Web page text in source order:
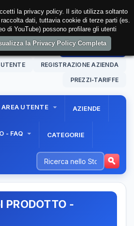
AREA RISERVATA
REGISTRAZIONE AZIENDA
PREZZI-TARIFFE
AREA UTENTE AZIENDE
- FAQ CATEGORIE
-
la privacy policy. Il sito utilizza soltanto
dati, tuttavia cookie di terze parti (es.
di YouTube) possono profilare gli utenti
la Privacy Policy Completa